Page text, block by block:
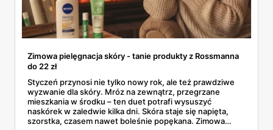
Zimowa pielęgnacja skóry - tanie produkty z Rossmanna
do 22 zł
Styczeń przynosi nie tylko nowy rok, ale też prawdziwe
wyzwanie dla skóry. Mróz na zewnątrz, przegrzane
mieszkania w środku – ten duet potrafi wysuszyć
naskórek w zaledwie kilka dni. Skóra staje się napięta,
szorstka, czasem nawet boleśnie popękana. Zimowa